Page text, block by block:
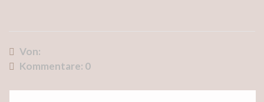
Von:
Kommentare: 0